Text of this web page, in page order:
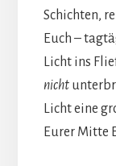
Schichten,
Euch –
Licht ins
nicht
Licht eine
Eurer Mitte